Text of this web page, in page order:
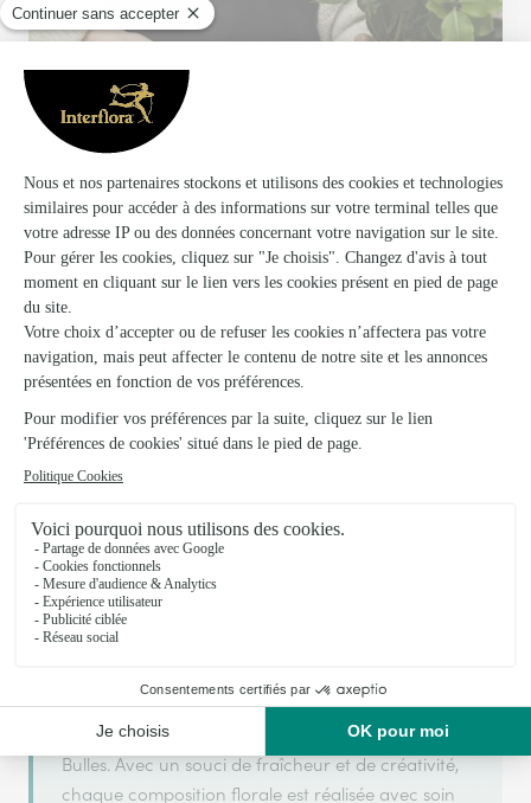
Votre fleuriste artisan à Bulles
Memoire D’une Fleur s'appuie sur son partenariat
avec Interflora, réseau de transmission florale de
référence, pour vous garantir un service de qualité.
Memoire D’une Fleur est un fleuriste artisan situé à
Bulles. Avec un souci de fraîcheur et de créativité,
chaque composition florale est réalisée avec soin